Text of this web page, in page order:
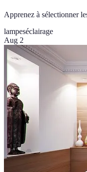
Apprenez à sélectionner
lampeséclairage
Aug 2